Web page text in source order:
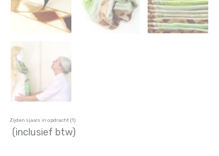
Zijden sjaals in opdracht (1)
(inclusief btw)